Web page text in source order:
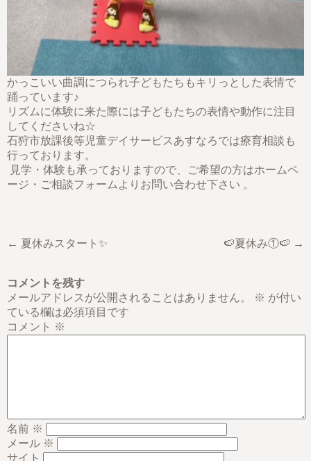
かっこいい曲調につられ子どもたちもキリっとした表情で
踊っています♪
リズムに体験に来た際には子どもたちの表情や動作に注目
してくださいね☆
石狩市放課後等児童デイサービスあすなろでは療育相談も
行っております。
見学・体験も承っておりますので、ご希望の方はホームペ
ージ・ご相談フォームよりお問い合わせ下さい 。
← 夏休みスタート✨ 🍉夏休み①🍉 →
コメントを残す
メールアドレスが公開されることはありません。
※ が付い
ている欄は必須項目です
コメント ※
名前 ※
メール ※
サイト